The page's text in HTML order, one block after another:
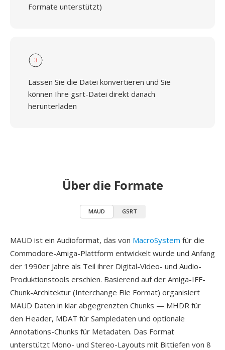
Formate unterstützt)
3
Lassen Sie die Datei konvertieren und Sie
können Ihre gsrt-Datei direkt danach
herunterladen
Über die Formate
MAUD GSRT
MAUD ist ein Audioformat, das von MacroSystem für die
Commodore-Amiga-Plattform entwickelt wurde und Anfang
der 1990er Jahre als Teil ihrer Digital-Video- und Audio-
Produktionstools erschien. Basierend auf der Amiga-IFF-
Chunk-Architektur (Interchange File Format) organisiert
MAUD Daten in klar abgegrenzten Chunks — MHDR für
den Header, MDAT für Sampledaten und optionale
Annotations-Chunks für Metadaten. Das Format
unterstützt Mono- und Stereo-Layouts mit Bittiefen von 8